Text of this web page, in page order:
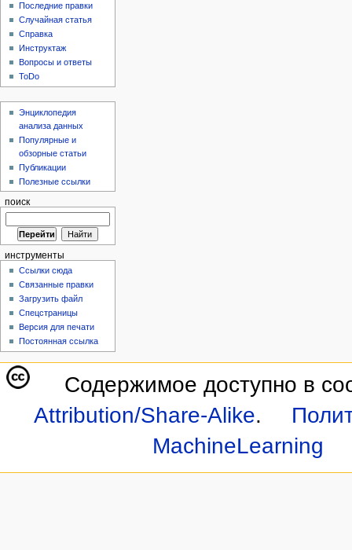
Последние правки
Случайная статья
Справка
Инструктаж
Вопросы и ответы
ToDo
Энциклопедия
анализа данных
Популярные и
обзорные статьи
Публикации
Полезные ссылки
поиск
инструменты
Ссылки сюда
Связанные правки
Загрузить файл
Спецстраницы
Версия для печати
Постоянная ссылка
Содержимое доступно в
Attribution/Share-Alike.
MachineLearning